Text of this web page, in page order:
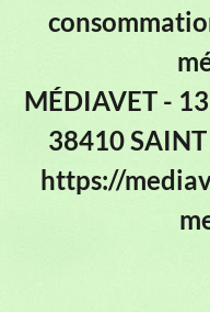
MÉDIAVET -
38410
https://